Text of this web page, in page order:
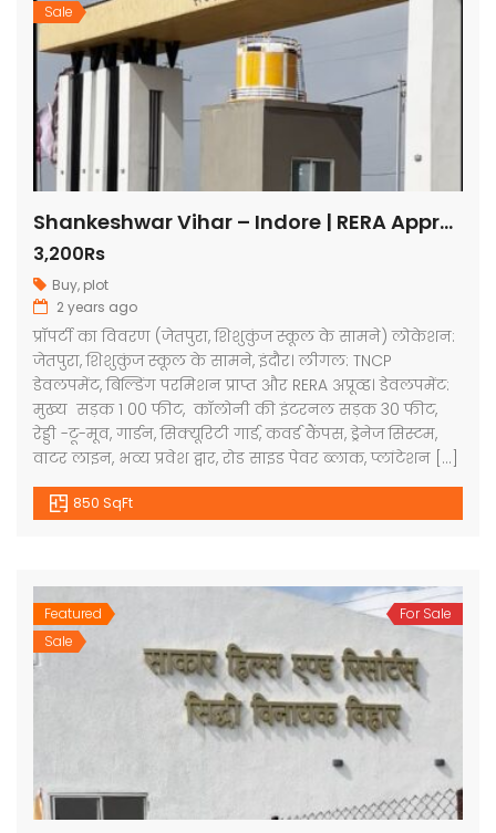
Sale
Shankeshwar Vihar – Indore | RERA Approved Plots
3,200Rs
Buy, plot
2 years ago
प्रॉपर्टी का विवरण (जेतपुरा, शिशुकुंज स्कूल के सामने) लोकेशन:
जेतपुरा, शिशुकुंज स्कूल के सामने, इंदौर। लीगल: TNCP
डेवलपमेंट, बिल्डिंग परमिशन प्राप्त और RERA अप्रूव्ड। डेवलपमेंट:
मुख्य सड़क 1 00 फीट, कॉलोनी की इंटरनल सड़क 30 फीट,
रेड्डी -टू-मूव, गार्डन, सिक्यूरिटी गार्ड, कवर्ड कैंपस, ड्रेनेज सिस्टम,
वाटर लाइन, भव्य प्रवेश द्वार, रोड साइड पेवर ब्लाक, प्लांटेशन […]
850 SqFt
Featured
Sale
For Sale